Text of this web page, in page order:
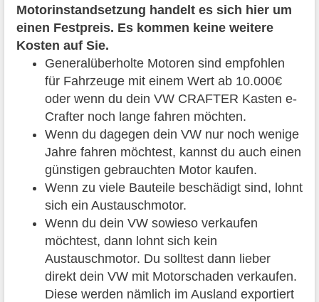
Motorinstandsetzung handelt es sich hier um
einen Festpreis. Es kommen keine weitere
Kosten auf Sie.
Generalüberholte Motoren sind empfohlen
für Fahrzeuge mit einem Wert ab 10.000€
oder wenn du dein VW CRAFTER Kasten e-
Crafter noch lange fahren möchten.
Wenn du dagegen dein VW nur noch wenige
Jahre fahren möchtest, kannst du auch einen
günstigen gebrauchten Motor kaufen.
Wenn zu viele Bauteile beschädigt sind, lohnt
sich ein Austauschmotor.
Wenn du dein VW sowieso verkaufen
möchtest, dann lohnt sich kein
Austauschmotor. Du solltest dann lieber
direkt dein VW mit Motorschaden verkaufen.
Diese werden nämlich im Ausland exportiert